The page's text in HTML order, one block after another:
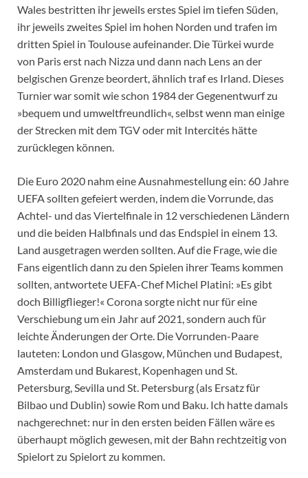
Wales bestritten ihr jeweils erstes Spiel im tiefen Süden,
ihr jeweils zweites Spiel im hohen Norden und trafen im
dritten Spiel in Toulouse aufeinander. Die Türkei wurde
von Paris erst nach Nizza und dann nach Lens an der
belgischen Grenze beordert, ähnlich traf es Irland. Dieses
Turnier war somit wie schon 1984 der Gegenentwurf zu
»bequem und umweltfreundlich«, selbst wenn man einige
der Strecken mit dem TGV oder mit Intercités hätte
zurücklegen können.
Die Euro 2020 nahm eine Ausnahmestellung ein: 60 Jahre
UEFA sollten gefeiert werden, indem die Vorrunde, das
Achtel- und das Viertelfinale in 12 verschiedenen Ländern
und die beiden Halbfinals und das Endspiel in einem 13.
Land ausgetragen werden sollten. Auf die Frage, wie die
Fans eigentlich dann zu den Spielen ihrer Teams kommen
sollten, antwortete UEFA-Chef Michel Platini: »Es gibt
doch Billigflieger!« Corona sorgte nicht nur für eine
Verschiebung um ein Jahr auf 2021, sondern auch für
leichte Änderungen der Orte. Die Vorrunden-Paare
lauteten: London und Glasgow, München und Budapest,
Amsterdam und Bukarest, Kopenhagen und St.
Petersburg, Sevilla und St. Petersburg (als Ersatz für
Bilbao und Dublin) sowie Rom und Baku. Ich hatte damals
nachgerechnet: nur in den ersten beiden Fällen wäre es
überhaupt möglich gewesen, mit der Bahn rechtzeitig von
Spielort zu Spielort zu kommen.